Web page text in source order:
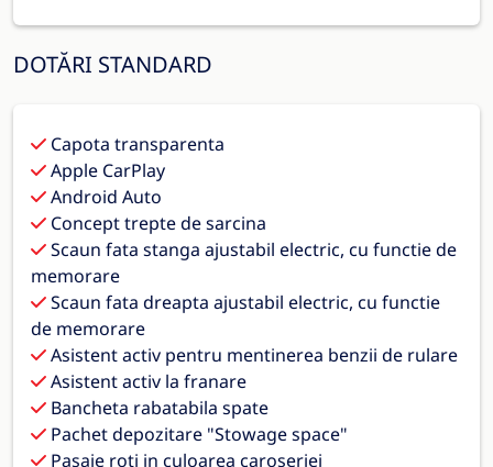
DOTĂRI STANDARD
Capota transparenta
Apple CarPlay
Android Auto
Concept trepte de sarcina
Scaun fata stanga ajustabil electric, cu functie de
memorare
Scaun fata dreapta ajustabil electric, cu functie
de memorare
Asistent activ pentru mentinerea benzii de rulare
Asistent activ la franare
Bancheta rabatabila spate
Pachet depozitare "Stowage space"
Pasaje roti in culoarea caroseriei